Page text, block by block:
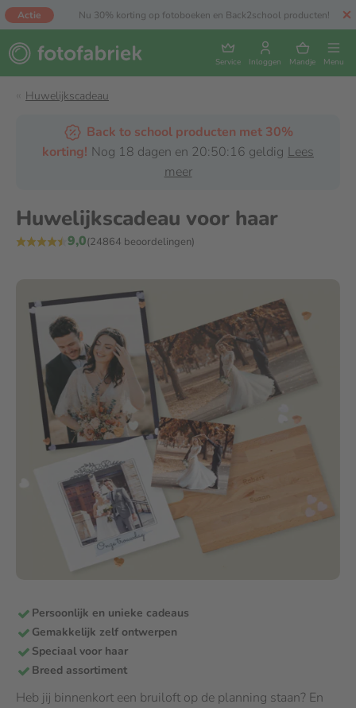
Actie Nu 30% korting op fotoboeken en Back2school producten!
Service Inloggen Mandje Menu
Huwelijkscadeau
Back to school producten met 30%
korting! Nog 18 dagen en 20:50:15 geldig Lees
meer
Huwelijkscadeau voor haar
9,0(24864 beoordelingen)
Persoonlijk en unieke cadeaus
Gemakkelijk zelf ontwerpen
Speciaal voor haar
Breed assortiment
Heb jij binnenkort een bruiloft op de planning staan? En